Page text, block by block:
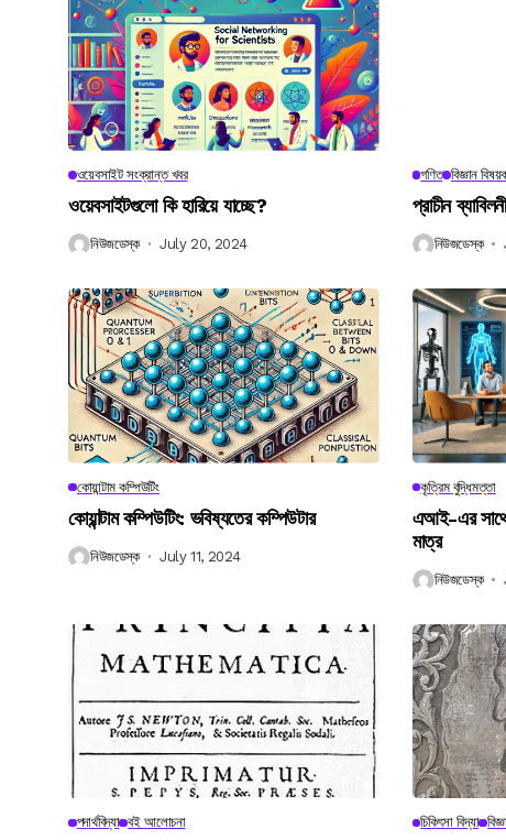
ওয়েবসাইট সংক্রান্ত খবর
ওয়েবসাইটগুলো কি হারিয়ে যাচ্ছে?
নিউজডেস্ক July 20, 2024
গণিত বিজ্ঞান
প্রাচীন
নিউজডেস্ক
কোয়ান্টাম কম্পিউটিং
কোয়ান্টাম কম্পিউটিং: ভবিষ্যতের কম্পিউটার
নিউজডেস্ক July 11, 2024
কৃত্রিম বুদ্ধিমত্তা
এআই-এর সাথে
মাত্র
নিউজডেস্ক
পদার্থবিদ্যা বই আলোচনা চিকিৎসা বিদ্যা